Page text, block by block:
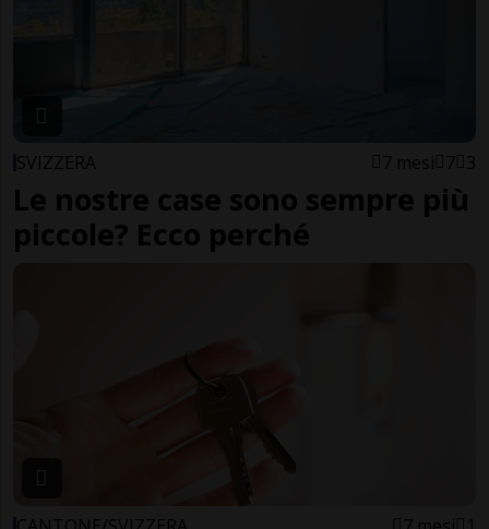
SVIZZERA 7 mesi 7 3
Le nostre case sono sempre più
piccole? Ecco perché